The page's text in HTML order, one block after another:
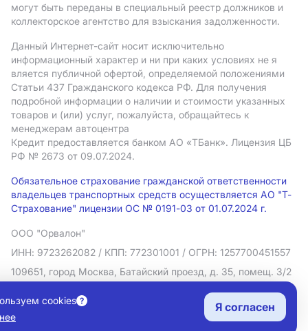
могут быть переданы в специальный реестр должников и
коллекторское агентство для взыскания задолженности.
Данный Интернет-сайт носит исключительно
информационный характер и ни при каких условиях не я
вляется публичной офертой, определяемой положениями
Статьи 437 Гражданского кодекса РФ. Для получения
подробной информации о наличии и стоимости указанных
товаров и (или) услуг, пожалуйста, обращайтесь к
менеджерам автоцентра
Кредит предоставляется банком АO «ТБанк». Лицензия ЦБ
РФ № 2673 от 09.07.2024.
Обязательное страхование гражданской ответственности
владельцев транспортных средств осуществляется АО "Т-
Страхование" лицензии ОС № 0191-03 от 01.07.2024 г.
ООО "Орвалон"
ИНН: 9723262082 / КПП: 772301001 / ОГРН: 1257700451557
109651, город Москва, Батайский проезд, д. 35, помещ. 3/2
Политика в отношении обработки персональных данных
Согласие на рекламную рассылку
Правовая информация
cookies
Я согласен